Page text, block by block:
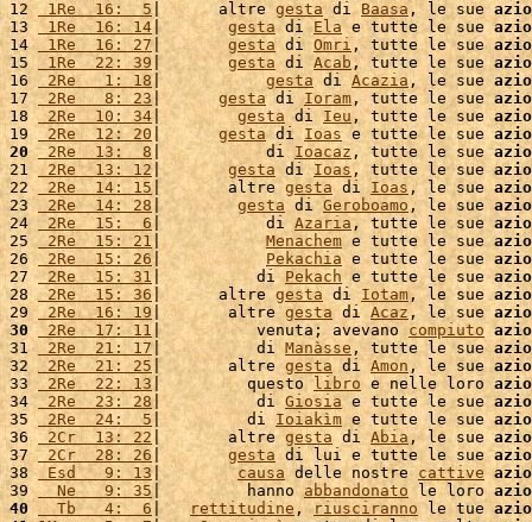
12
1Re  16:  5 |      altre gesta di Baasa , le sue
13
1Re  16: 14| gesta di Ela e tutte le sue
14 1Re  16: 27 | gesta di Omri , tutte le sue
15 1Re  22: 39 | gesta di Acab, tutte le sue
16
2Re   1: 18 | gesta di Acazia , le sue
17 2Re   8: 23| gesta di Ioram , tutte le sue
18
2Re  10: 34 | gesta di Ieu , tutte le sue
19 2Re  12: 20 | gesta di Ioas e tutte le sue
20 2Re  13:  8 |           di Ioacaz , tutte le sue
21
2Re  13: 12| gesta di Ioas , tutte le sue
22 2Re  14: 15 |       altre gesta di Ioas , le sue
23
2Re  14: 28 | gesta di Geroboamo , le sue
24
2Re  15:  6|           di Azaria , tutte le sue
25 2Re  15: 21 | Menachem e tutte le sue
26 2Re  15: 26 | Pekachia e tutte le sue
27 2Re  15: 31 |          di Pekach e tutte le sue
28 2Re  15: 36 |      altre gesta di Iotam , le sue
29
2Re  16: 19 |       altre gesta di Acaz , le sue
30
2Re  17: 11|          venuta; avevano compiuto
31 2Re  21: 17 |          di Manàsse , tutte le sue
32 2Re  21: 25 |       altre gesta di Amon , le sue
33 2Re  22: 13 |         questo libro e nelle loro
34 2Re  23: 28|          di Giosia e tutte le sue
35 2Re  24:  5|         di Ioiakìm e tutte le sue
36 2Cr  13: 22 |       altre gesta di Abia , le sue
37 2Cr  28: 26 | gesta di lui e tutte le sue
38
Esd   9: 13| causa delle nostre cattive
39
  Ne   9: 35
|         hanno abbandonato le loro
40
  Tb   4:  6
| rettitudine , riusciranno le tue